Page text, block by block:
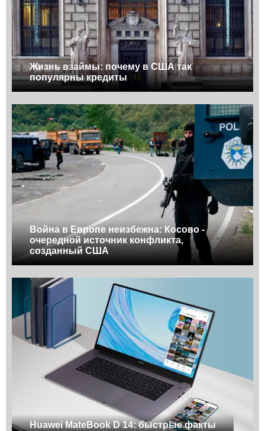
Жизнь взаймы: почему в США так
популярны кредиты
Война в Европе неизбежна: Косово -
очередной источник конфликта,
созданный США
Huawei MateBook D 14: быстрые факты